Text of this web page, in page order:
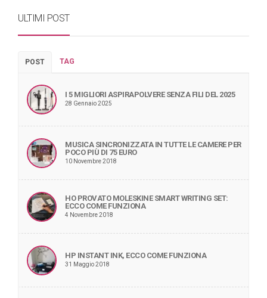
ULTIMI POST
POST TAG
I 5 MIGLIORI ASPIRAPOLVERE SENZA FILI DEL 2025
28 Gennaio 2025
MUSICA SINCRONIZZATA IN TUTTE LE CAMERE PER
POCO PIÙ DI 75 EURO
10 Novembre 2018
HO PROVATO MOLESKINE SMART WRITING SET:
ECCO COME FUNZIONA
4 Novembre 2018
HP INSTANT INK, ECCO COME FUNZIONA
31 Maggio 2018